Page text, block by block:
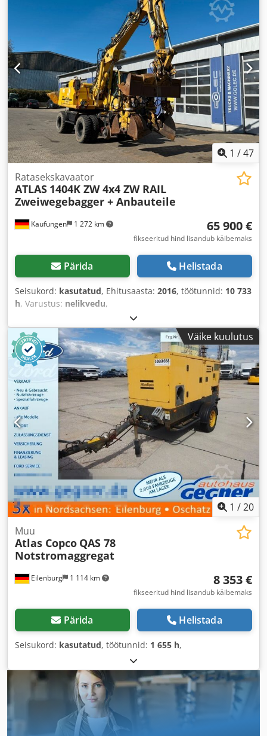
1 /47
Kaufungen 1 272 km
Ratasekskavaator
ATLAS 1404K ZW 4x4 ZW RAIL
Zweiwegebagger + Anbauteile
65 900 €
fikseeritud hind lisandub käibemaks
Pärida Helistada
Seisukord: kasutatud, Ehitusaasta: 2016, töötunnid: 10 733
h, Varustus: nelikvedu,
Väike kuulutus
1 /20
Eilenburg 1 114 km
Muu
Atlas Copco QAS 78
Notstromaggregat
8 353 €
fikseeritud hind lisandub käibemaks
Pärida Helistada
Seisukord: kasutatud, töötunnid: 1 655 h,